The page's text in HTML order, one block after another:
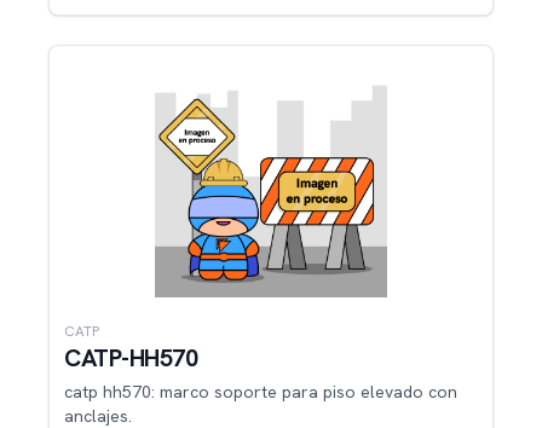
CATP
CATP-HH570
catp hh570: marco soporte para piso elevado con
anclajes.